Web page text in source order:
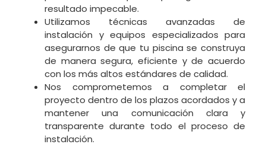
resultado impecable.
Utilizamos técnicas avanzadas de
instalación y equipos especializados para
asegurarnos de que tu piscina se construya
de manera segura, eficiente y de acuerdo
con los más altos estándares de calidad.
Nos comprometemos a completar el
proyecto dentro de los plazos acordados y a
mantener una comunicación clara y
transparente durante todo el proceso de
instalación.